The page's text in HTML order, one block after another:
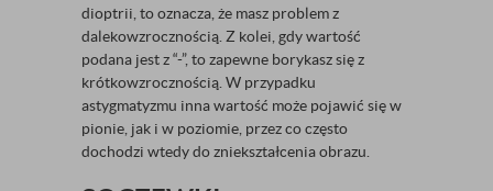
dioptrii, to oznacza, że masz problem z
dalekowzrocznością. Z kolei, gdy wartość
podana jest z “-”, to zapewne borykasz się z
krótkowzrocznością. W przypadku
astygmatyzmu inna wartość może pojawić się w
pionie, jak i w poziomie, przez co często
dochodzi wtedy do zniekształcenia obrazu.